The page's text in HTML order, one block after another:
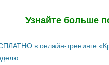
Узнайте больше
в онлайн-тренинге